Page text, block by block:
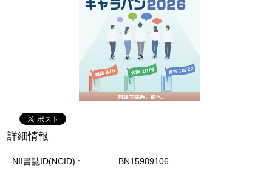
詳細情報
NII書誌ID(NCID)
BN15989106